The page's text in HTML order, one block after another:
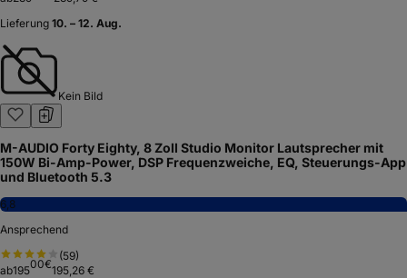
Lieferung 10. – 12. Aug.
Kein Bild
M-AUDIO Forty Eighty, 8 Zoll Studio Monitor Lautsprecher mit
150W Bi-Amp-Power, DSP Frequenzweiche, EQ, Steuerungs-App
und Bluetooth 5.3
6,8
Ansprechend
(59)
ab19500€195,26 €